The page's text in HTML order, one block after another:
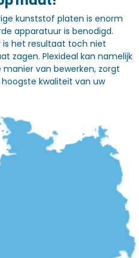
kunststof platen is enorm
apparatuur is benodigd.
is het resultaat toch niet
zagen. Plexideal kan namelijk
manier van bewerken, zorgt
kwaliteit van uw